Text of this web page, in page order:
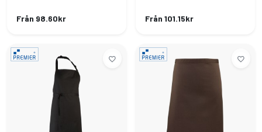
Från 98.60kr Från 101.15kr